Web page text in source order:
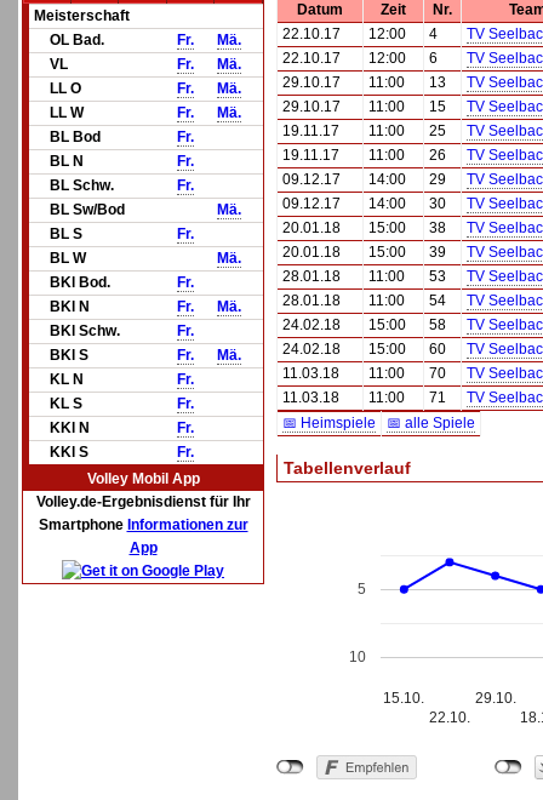
Meisterschaft
OL Bad.
Fr.
Mä.
VL
Fr.
Mä.
LL O
Fr.
Mä.
LL W
Fr.
Mä.
BL Bod
Fr.
BL N
Fr.
BL Schw.
Fr.
BL Sw/Bod
Mä.
BL S
Fr.
BL W
Mä.
BKl Bod.
Fr.
BKl N
Fr.
Mä.
BKl Schw.
Fr.
BKl S
Fr.
Mä.
KL N
Fr.
KL S
Fr.
KKl N
Fr.
KKl S
Fr.
Volley Mobil App
Volley.de-Ergebnisdienst für Ihr
Smartphone Informationen zur
App
Datum Zeit Nr.
22.10.17
12:00 4
TV
22.10.17
12:00 6
TV
29.10.17
11:00 13
TV
29.10.17
11:00 15
TV
19.11.17
11:00 25
TV
19.11.17
11:00 26
TV
09.12.17
14:00 29
TV
09.12.17
14:00 30
TV
20.01.18
15:00 38
TV
20.01.18
15:00 39
TV
28.01.18
11:00 53
TV
28.01.18
11:00 54
TV
24.02.18
15:00 58
TV
24.02.18
15:00 60
TV
11.03.18
11:00 70
TV
11.03.18
11:00 71
TV
📅 Heimspiele
📅 alle Spiele
Tabellenverlauf
15.10.
22.10.
29.10.
5
10